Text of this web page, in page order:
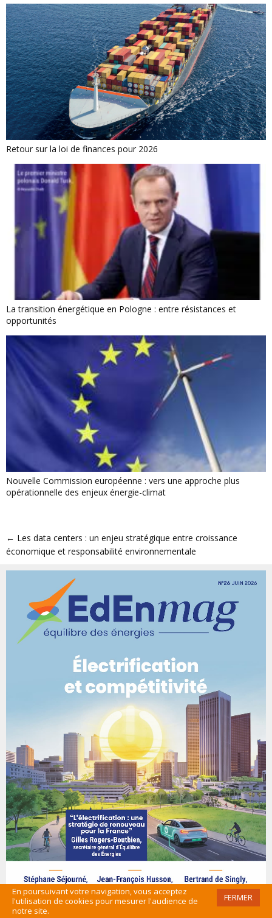
En poursuivant votre navigation, vous acceptez
l'utilisation de cookies pour mesurer l'audience de
notre site.
FERMER
Retour sur la loi de finances pour 2026
La transition énergétique en Pologne : entre résistances et
opportunités
Nouvelle Commission européenne : vers une approche plus
opérationnelle des enjeux énergie-climat
← Les data centers : un enjeu stratégique entre croissance
économique et responsabilité environnementale